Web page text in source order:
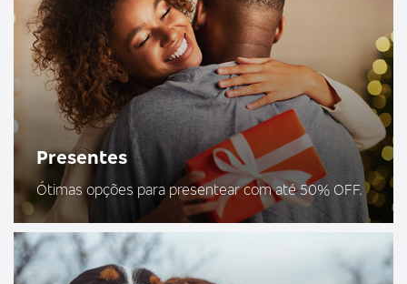
Presentes
Ótimas opções para presentear com até 50% OFF.